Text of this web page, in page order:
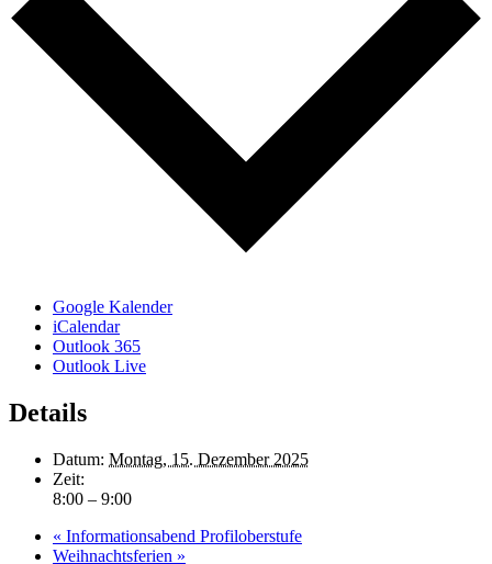
Google Kalender
iCalendar
Outlook 365
Outlook Live
Details
Datum: Montag, 15. Dezember 2025
Zeit:
8:00 – 9:00
« Informationsabend Profiloberstufe
Weihnachtsferien »